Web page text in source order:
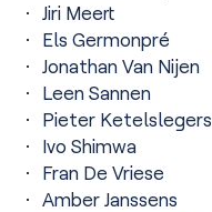
Jiri Meert
Els Germonpré
Jonathan Van Nijen
Leen Sannen
Pieter Ketelslegers
Ivo Shimwa
Fran De Vriese
Amber Janssens